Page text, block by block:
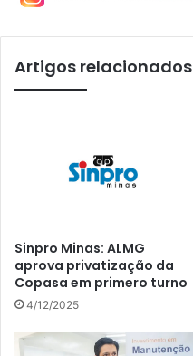
Artigos relacionados
Sinpro Minas: ALMG
aprova privatização da
Copasa em primero turno
4/12/2025